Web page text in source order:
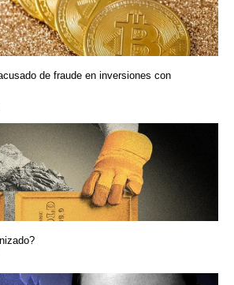
de fraude en inversiones con